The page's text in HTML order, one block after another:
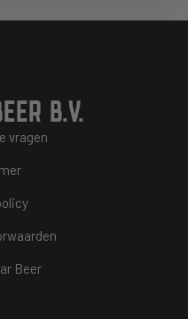
B.V.
vragen
Beer